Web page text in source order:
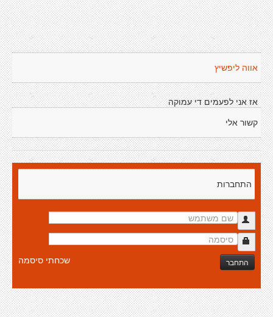
אווה ליפשיץ
אז אני לפעמים די עמוקה
קשור אלי
התחברות
התחבר שכחתי סיסמה